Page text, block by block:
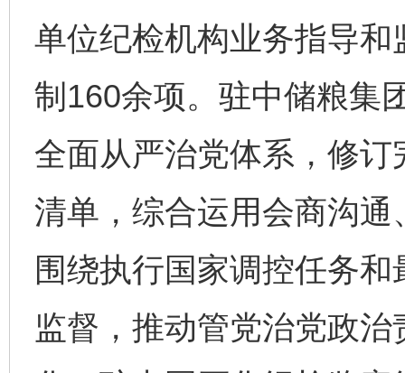
单位纪检机构业务指导
制160余项。驻中储粮集
全面从严治党体系，修
清单，综合运用会商沟
围绕执行国家调控任务
监督，推动管党治党政